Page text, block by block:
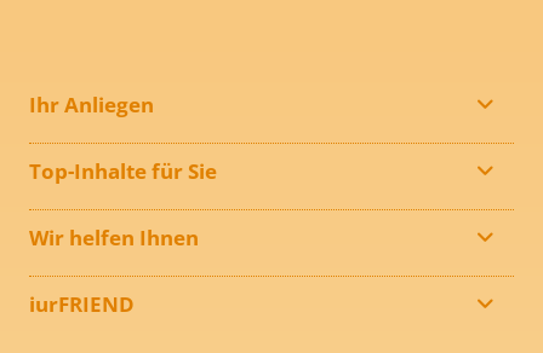
Ihr Anliegen
Top-Inhalte für Sie
Wir helfen Ihnen
iurFRIEND